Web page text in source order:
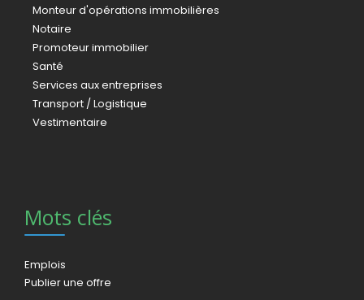
Monteur d'opérations immobilières
Notaire
Promoteur immobilier
Santé
Services aux entreprises
Transport / Logistique
Vestimentaire
Mots clés
Emplois
Publier une offre